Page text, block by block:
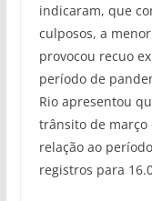
indicaram, que
culposos, a
provocou recuo
período de
Rio apresentou
trânsito de março
relação ao
registros para